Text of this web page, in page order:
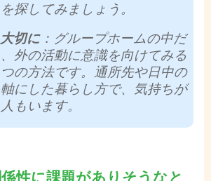
探してみましょう。
切に：グループホームの中だ
外の活動に意識を向けてみる
の方法です。通所先や日中の
にした暮らし方で、気持ちが
もいます。
性に課題がありそうなと